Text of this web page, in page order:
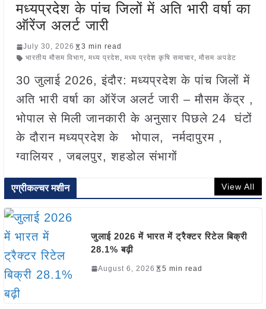
मध्यप्रदेश के पांच जिलों में अति भारी वर्षा का
ऑरेंज अलर्ट जारी
July 30, 2026
3 min read
भारतीय मौसम विभाग, मध्य प्रदेश, मध्य प्रदेश कृषि समाचार, मौसम अपडेट
30 जुलाई 2026, इंदौर: मध्यप्रदेश के पांच जिलों में
अति भारी वर्षा का ऑरेंज अलर्ट जारी – मौसम केंद्र ,
भोपाल से मिली जानकारी के अनुसार पिछले 24 घंटों
के दौरान मध्यप्रदेश के भोपाल, नर्मदापुरम ,
ग्वालियर , जबलपुर, शहडोल संभागों
एग्रीकल्चर मशीन View All
जुलाई 2026 में भारत में ट्रैक्टर रिटेल बिक्री
28.1% बढ़ी
August 6, 2026 5 min read